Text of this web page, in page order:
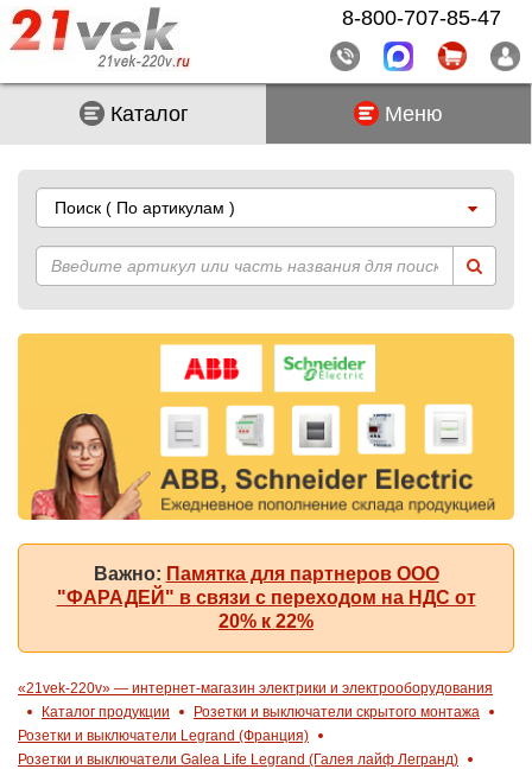
Каталог Меню
Поиск ( По артикулам )
Важно: Памятка для партнеров ООО
"ФАРАДЕЙ" в связи с переходом на НДС от
20% к 22%
«21vek-220v» — интернет-магазин электрики и электрооборудования
Каталог продукции
Розетки и выключатели скрытого монтажа
Розетки и выключатели Legrand (Франция)
Розетки и выключатели Galea Life Legrand (Галея лайф Легранд)
8-800-707-85-47